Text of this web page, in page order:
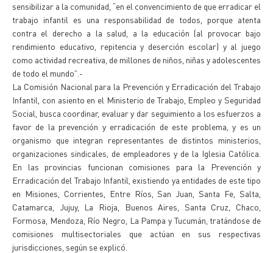
sensibilizar a la comunidad, “en el convencimiento de que erradicar el
trabajo infantil es una responsabilidad de todos, porque atenta
contra el derecho a la salud, a la educación (al provocar bajo
rendimiento educativo, repitencia y deserción escolar) y al juego
como actividad recreativa, de millones de niños, niñas y adolescentes
de todo el mundo”.-
La Comisión Nacional para la Prevención y Erradicación del Trabajo
Infantil, con asiento en el Ministerio de Trabajo, Empleo y Seguridad
Social, busca coordinar, evaluar y dar seguimiento a los esfuerzos a
favor de la prevención y erradicación de este problema, y es un
organismo que integran representantes de distintos ministerios,
organizaciones sindicales, de empleadores y de la Iglesia Católica.
En las provincias funcionan comisiones para la Prevención y
Erradicación del Trabajo Infantil, existiendo ya entidades de este tipo
en Misiones, Corrientes, Entre Ríos, San Juan, Santa Fe, Salta,
Catamarca, Jujuy, La Rioja, Buenos Aires, Santa Cruz, Chaco,
Formosa, Mendoza, Río Negro, La Pampa y Tucumán, tratándose de
comisiones multisectoriales que actúan en sus respectivas
jurisdicciones, según se explicó.